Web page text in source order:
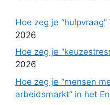
Hoe zeg je
2026
Hoe zeg je
2026
Hoe zeg je “mensen
arbeidsmarkt” in het